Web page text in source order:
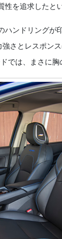
を追求したとい
ンドリングが
さとレスポン
では、まさに胸